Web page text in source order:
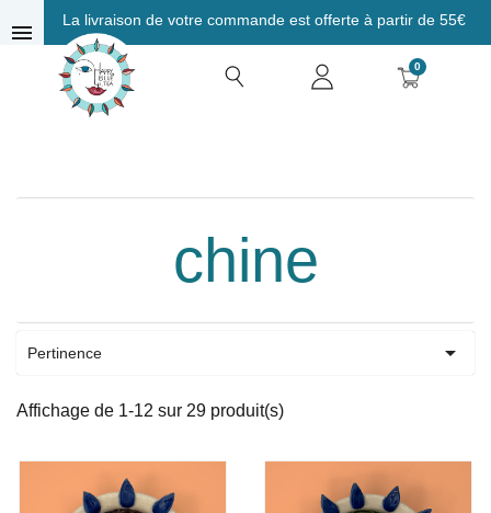
La livraison de votre commande est offerte à partir de 55€
0
chine
Pertinence 
Affichage de 1-12 sur 29 produit(s)
menu